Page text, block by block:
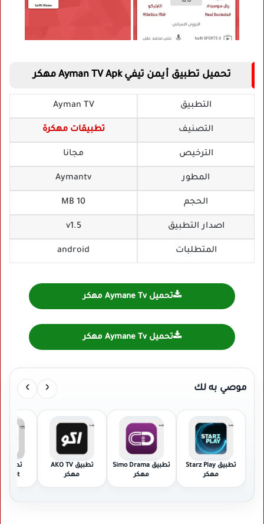
تحميل تطبيق أيمن تيفي Ayman TV Apk مهكر
التطبيق Ayman TV
التصنيف تطبيقات مهكرة
الترخيص مجانا
المطور Aymantv
الحجم 10 MB
اصدار التطبيق v1.5
المتطلبات android
تحميل Aymane Tv مهكر
تحميل Aymane Tv مهكر
موصي به لك ‹
›
تطبيق Starz Play
مهكر
تطبيق Simo Drama
مهكر
تطبيق AKO TV
مهكر
Shoot مهكر